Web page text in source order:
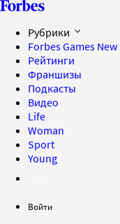
Рубрики
Forbes Games New
Рейтинги
Франшизы
Подкасты
Видео
Life
Woman
Sport
Young
Войти